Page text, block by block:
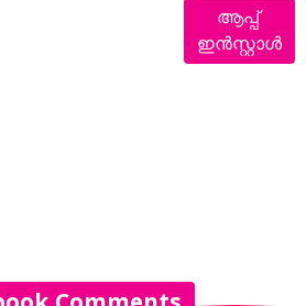
ആപ്പ്
ഇൻസ്റ്റാൾ